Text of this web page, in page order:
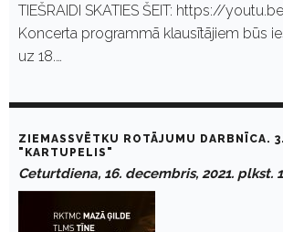
TIEŠRAIDI SKATIES ŠEIT: https://
Koncerta programmā klausītājiem būs
uz 18.…
ZIEMASSVĒTKU ROTĀJUMU DARBNĪCA.
"KARTUPELIS"
Ceturtdiena, 16. decembris, 2021. plkst.